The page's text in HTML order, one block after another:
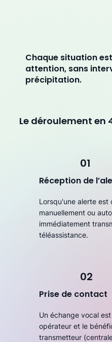
Chaque situation
attention, sans
précipitation.
Le déroulement en
01
Réception de
Lorsqu'une alerte est
manuellement ou
immédiatement
téléassistance.
02
Prise de contact
Un échange vocal
opérateur et le
transmetteur